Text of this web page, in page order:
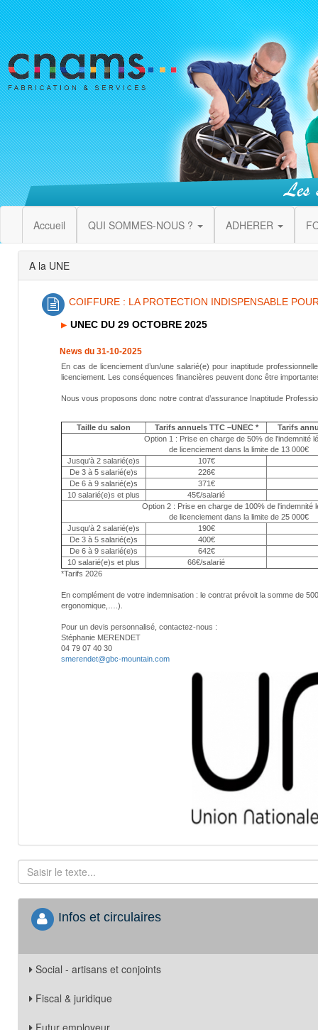
Accueil QUI SOMMES-NOUS ? ADHERER
A la UNE
COIFFURE : LA PROTECTION INDISPENSABLE
UNEC DU 29 OCTOBRE 2025
News du 31-10-2025
En cas de licenciement d’un/une salarié(e) pour inaptitude
licenciement. Les conséquences financières peuvent donc être
Nous vous proposons donc notre contrat d’assurance Inaptitude
Taille du salon Tarifs annuels TTC –UNEC *
Tarifs
Option 1 : Prise en charge de 50% de l'indemnité
de licenciement dans la limite de 13 000€
Jusqu'à 2 salarié(e)s
107€
De 3 à 5 salarié(e)s
226€
De 6 à 9 salarié(e)s
371€
10 salarié(e)s et plus
45€/salarié
Option 2 : Prise en charge de 100% de l'indemnité
de licenciement dans la limite de 25 000€
Jusqu'à 2 salarié(e)s
190€
De 3 à 5 salarié(e)s
400€
De 6 à 9 salarié(e)s
642€
10 salarié(e)s et plus
66€/salarié
*Tarifs 2026
En complément de votre indemnisation : le contrat prévoit la somme de
ergonomique,….).
Pour un devis personnalisé, contactez-nous :
Stéphanie MERENDET
04 79 07 40 30
smerendet@gbc-mountain.com
Infos et circulaires
Social - artisans et conjoints
Fiscal & juridique
Futur employeur